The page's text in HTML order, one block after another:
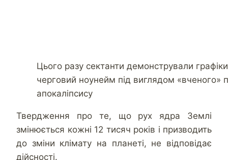
Цього разу сектанти демонстрували
черговий ноунейм під виглядом
апокаліпсису
Твердження про те, що рух ядра Землі
змінюється кожні 12 тисяч років і призводить
до зміни клімату на планеті, не відповідає
дійсності.